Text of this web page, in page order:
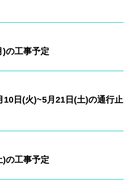
)の工事予定
10日(火)~5月21日(土)の通行止
)の工事予定